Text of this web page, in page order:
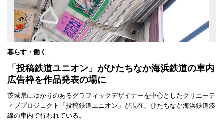
暮らす・働く
「投稿鉄道ユニオン」がひたちなか海浜鉄道の車内
広告枠を作品発表の場に
茨城県にゆかりのあるグラフィックデザイナーを中心としたクリエーテ
ィブプロジェクト「投稿鉄道ユニオン」が現在、ひたちなか海浜鉄道湊
線の車内で行われている。